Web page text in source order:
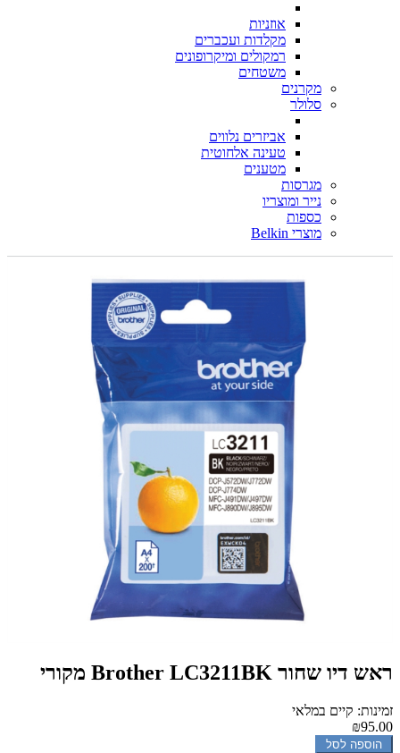
אוזניות
מקלדות ועכברים
רמקולים ומיקרופונים
משטחים
מקרנים
סלולר
אביזרים נלווים
טעינה אלחוטית
מטענים
מגרסות
נייר ומוצריו
כספות
מוצרי Belkin
‏ראש דיו שחור Brother LC3211BK מקורי
זמינות: קיים במלאי
₪95.00
הוספה לסל